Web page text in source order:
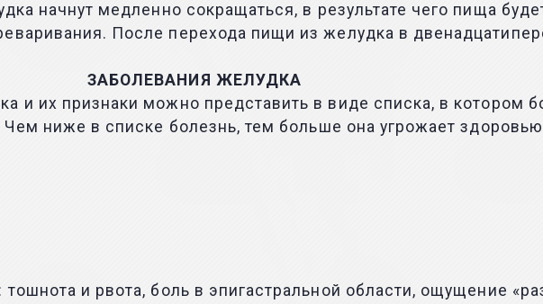
начнут медленно сокращаться, в результате чего пища
После перехода пищи из желудка в
ЗАБОЛЕВАНИЯ ЖЕЛУДКА
и их признаки можно представить в виде списка, в котором
ниже в списке болезнь, тем больше она угрожает
и рвота, боль в эпигастральной области, ощущение